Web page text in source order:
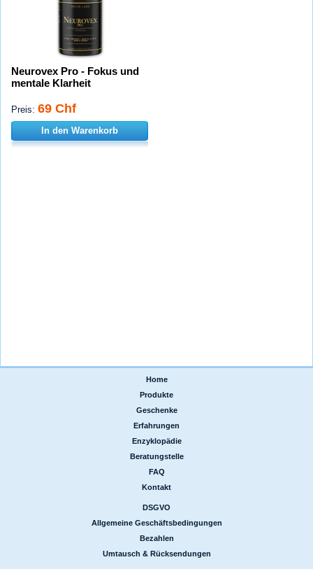
Neurovex Pro - Fokus und
mentale Klarheit
Preis: 69 Chf
In den Warenkorb
Home
Produkte
Geschenke
Erfahrungen
Enzyklopädie
Beratungstelle
FAQ
Kontakt
DSGVO
Allgemeine Geschäftsbedingungen
Bezahlen
Umtausch & Rücksendungen